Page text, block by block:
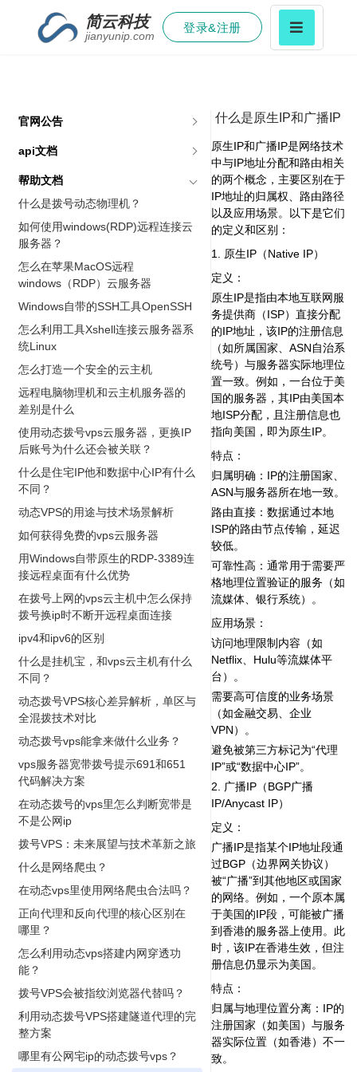
简云科技
jianyunip.com
登录&注册
官网公告
api文档
帮助文档
什么是拨号动态物理机？
如何使用windows(RDP)远程连接云
服务器？
怎么在苹果MacOS远程
windows（RDP）云服务器
Windows自带的SSH工具OpenSSH
怎么利用工具Xshell连接云服务器系
统Linux
怎么打造一个安全的云主机
远程电脑物理机和云主机服务器的
差别是什么
使用动态拨号vps云服务器，更换IP
后账号为什么还会被关联？
什么是住宅IP他和数据中心IP有什么
不同？
动态VPS的用途与技术场景解析
如何获得免费的vps云服务器
用Windows自带原生的RDP-3389连
接远程桌面有什么优势
在拨号上网的vps云主机中怎么保持
拨号换ip时不断开远程桌面连接
ipv4和ipv6的区别
什么是挂机宝，和vps云主机有什么
不同？
动态拨号VPS核心差异解析，单区与
全混拨技术对比
动态拨号vps能拿来做什么业务？
vps服务器宽带拨号提示691和651
代码解决方案
在动态拨号的vps里怎么判断宽带是
不是公网ip
拨号VPS：未来展望与技术革新之旅
什么是网络爬虫？
在动态vps里使用网络爬虫合法吗？
正向代理和反向代理的核心区别在
哪里？
怎么利用动态vps搭建内网穿透功
能？
拨号VPS会被指纹浏览器代替吗？
利用动态拨号VPS搭建隧道代理的完
整方案
哪里有公网宅ip的动态拨号vps？
什么是原生IP和广播IP
原生IP和广播IP是网络技术
中与IP地址分配和路由相关
的两个概念，主要区别在于
IP地址的归属权、路由路径
以及应用场景。以下是它们
的定义和区别：
1. 原生IP（Native IP）‌
定义‌：
原生IP是指由本地互联网服
务提供商（ISP）直接分配
的IP地址，该IP的注册信息
（如所属国家、ASN自治系
统号）与服务器实际地理位
置一致。例如，一台位于美
国的服务器，其IP由美国本
地ISP分配，且注册信息也
指向美国，即为原生IP。
特点‌：
归属明确‌：IP的注册国家、
ASN与服务器所在地一致。
路由直接‌：数据通过本地
ISP的路由节点传输，延迟
较低。
可靠性高‌：通常用于需要严
格地理位置验证的服务（如
流媒体、银行系统）。
应用场景‌：
访问地理限制内容（如
Netflix、Hulu等流媒体平
台）。
需要高可信度的业务场景
（如金融交易、企业
VPN）。
避免被第三方标记为“代理
IP”或“数据中心IP”。
2. 广播IP（BGP广播
IP/Anycast IP）‌
定义‌：
广播IP是指某个IP地址段通
过BGP（边界网关协议）
被“广播”到其他地区或国家
的网络。例如，一个原本属
于美国的IP段，可能被广播
到香港的服务器上使用。此
时，该IP在香港生效，但注
册信息仍显示为美国。
特点‌：
归属与地理位置分离‌：IP的
注册国家（如美国）与服务
器实际位置（如香港）不一
致。